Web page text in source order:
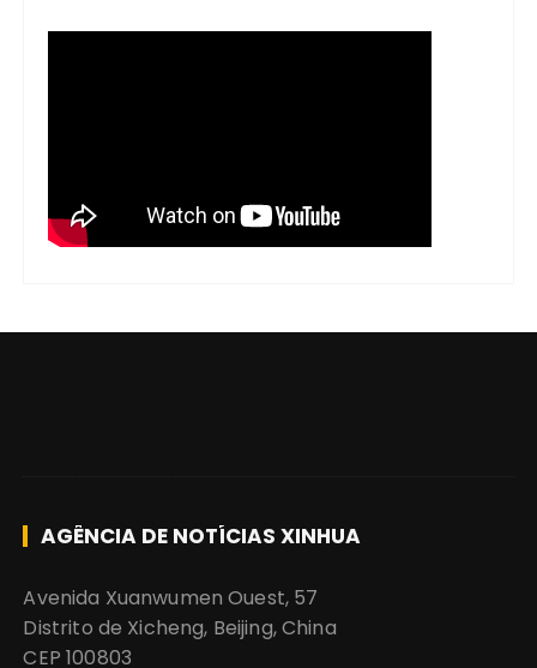
AGÊNCIA DE NOTÍCIAS XINHUA
Avenida Xuanwumen Ouest, 57
Distrito de Xicheng, Beijing, China
CEP 100803